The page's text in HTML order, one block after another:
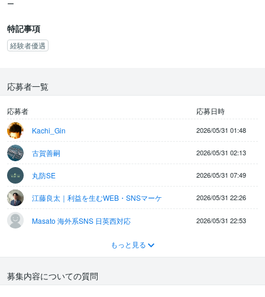
・教育業界でのマーケティング経験をお持ちの方。
・VBAやPythonを用いたデータ集計・分析の自動化経験をお持ちの
方。
・Google広告やFacebook広告など、Instagram以外のSNS広告運
ー
特記事項
経験者優遇
応募者一覧
応募者
応募日時
Kachi_Gin
2026/05/31 01:48
古賀善嗣 2026/05/31 02:13
丸防SE 2026/05/31 07:49
江藤良太｜利益を生むWEB・SNSマーケ 2026/05/31 22:26
Masato 海外系SNS 日英西対応 2026/05/31 22:53
もっと見る
募集内容についての質問